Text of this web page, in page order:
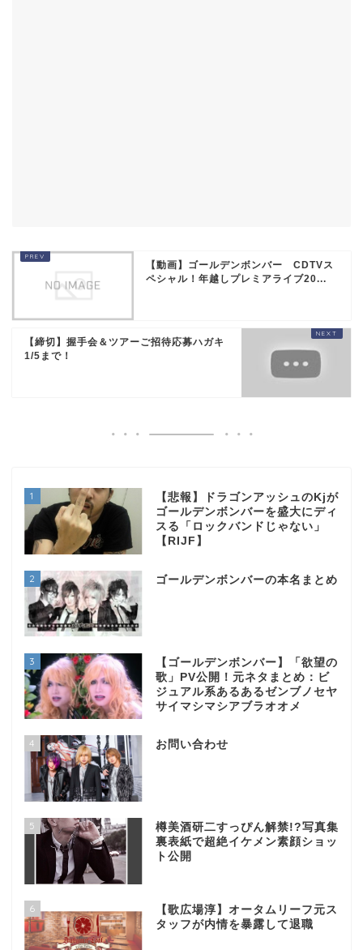
【動画】ゴールデンボンバー CDTVス
ペシャル！年越しプレミアライブ20...
【締切】握手会＆ツアーご招待応募ハガキ
1/5まで！
1
【悲報】ドラゴンアッシュのKjが
ゴールデンボンバーを盛大にディ
スる「ロックバンドじゃない」
【RIJF】
2 ゴールデンボンバーの本名まとめ
3
【ゴールデンボンバー】「欲望の
歌」PV公開！元ネタまとめ：ビ
ジュアル系あるあるゼンブノセヤ
サイマシマシアブラオオメ
4 お問い合わせ
5
樽美酒研二すっぴん解禁!?写真集
裏表紙で超絶イケメン素顔ショッ
ト公開
6
【歌広場淳】オータムリーフ元ス
タッフが内情を暴露して退職